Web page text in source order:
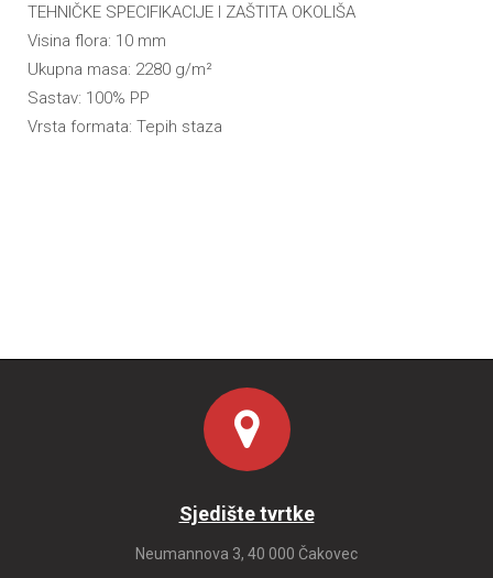
TEHNIČKE SPECIFIKACIJE I ZAŠTITA OKOLIŠA
Visina flora: 10 mm
Ukupna masa: 2280 g/m²
Sastav: 100% PP
Vrsta formata: Tepih staza
Sjedište tvrtke
Neumannova 3, 40 000 Čakovec